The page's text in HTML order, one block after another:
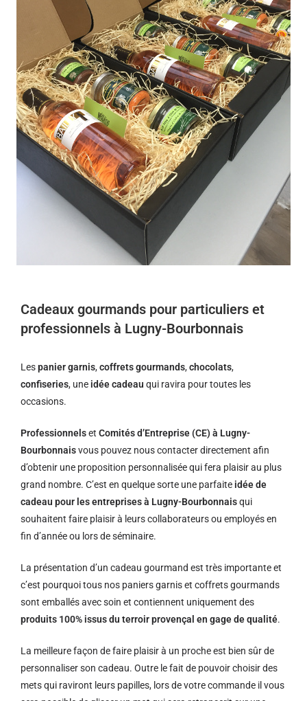
Cadeaux gourmands pour particuliers et
professionnels à Lugny-Bourbonnais
Lespanier garnis,coffrets gourmands,chocolats,
confiseries, une idée cadeau qui ravira pour toutes les
occasions.
Professionnelset Comités d’Entreprise (CE) à Lugny-
Bourbonnaisvous pouvez nous contacter directement afin
d’obtenir une proposition personnalisée qui fera plaisir au plus
grand nombre. C’est en quelque sorte une parfaite idée de
cadeau pour les entreprises à Lugny-Bourbonnaisqui
souhaitent faire plaisir à leurs collaborateurs ou employés en
fin d’année ou lors de séminaire.
La présentation d’un cadeau gourmand est très importante et
c’est pourquoi tous nos paniers garnis et coffrets gourmands
sont emballés avec soin et contiennent uniquement des
produits 100% issus du terroir provençal en gage de qualité.
La meilleure façon de faire plaisir à un proche est bien sûr de
personnaliser son cadeau. Outre le fait de pouvoir choisir des
mets qui raviront leurs papilles, lors de votre commande il vous